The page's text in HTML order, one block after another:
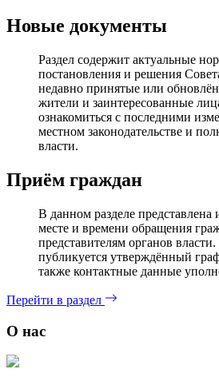
Новые документы
Раздел содержит актуальные
постановления и решения
недавно принятые или
жители и заинтересованные
ознакомиться с последними
местном законодательстве и
власти.
Приём граждан
В данном разделе
месте и времени обращения
представителям органов власти.
публикуется утверждённый
также контактные данные
Перейти в раздел
О нас